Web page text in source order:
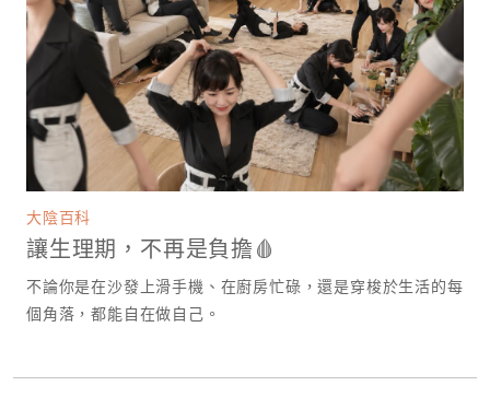
大陰百科
讓生理期，不再是負擔🩸
不論你是在沙發上滑手機、在廚房忙碌，還是穿梭於生活的每
個角落，都能自在做自己。